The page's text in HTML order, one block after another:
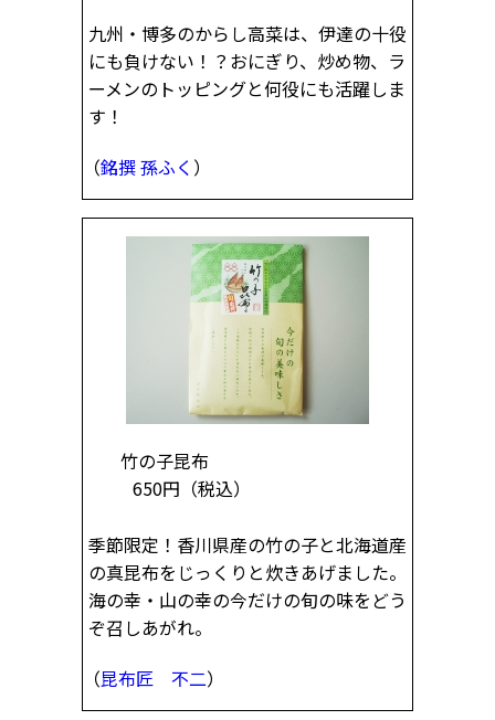
九州・博多のからし高菜は、伊達の十役
にも負けない！？おにぎり、炒め物、ラ
ーメンのトッピングと何役にも活躍しま
す！
（銘撰 孫ふく ）
竹の子昆布
650円 （税込）
季節限定！香川県産の竹の子と北海道産
の真昆布をじっくりと炊きあげました。
海の幸・山の幸の今だけの旬の味をどう
ぞ召しあがれ。
（昆布匠 不二）